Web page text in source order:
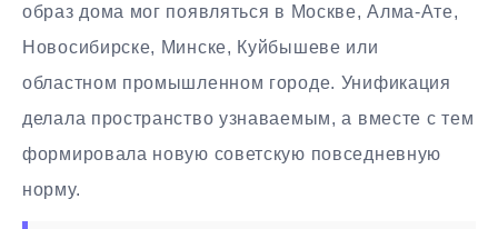
образ дома мог появляться в Москве, Алма-Ате,
Новосибирске, Минске, Куйбышеве или
областном промышленном городе. Унификация
делала пространство узнаваемым, а вместе с тем
формировала новую советскую повседневную
норму.